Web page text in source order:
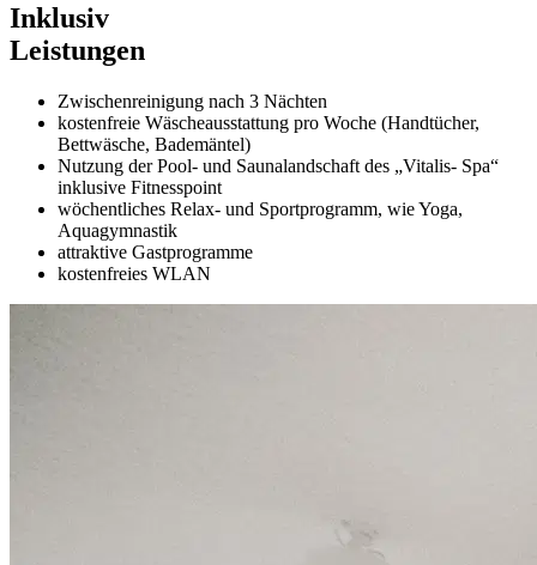
Inklusiv
Leistungen
Zwischenreinigung nach 3 Nächten
kostenfreie Wäscheausstattung pro Woche (Handtücher,
Bettwäsche, Bademäntel)
Nutzung der Pool- und Saunalandschaft des „Vitalis- Spa“
inklusive Fitnesspoint
wöchentliches Relax- und Sportprogramm, wie Yoga,
Aquagymnastik
attraktive Gastprogramme
kostenfreies WLAN